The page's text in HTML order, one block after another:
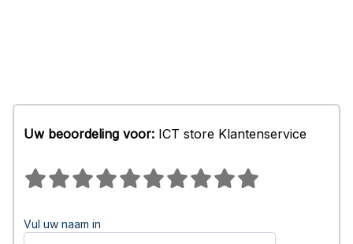
Uw beoordeling voor: ICT store Klantenservice
Vul uw naam in